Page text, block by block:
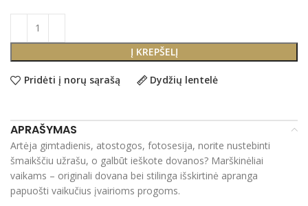
Į KREPŠELĮ
Pridėti į norų sąrašą Dydžių lentelė
APRAŠYMAS
Artėja gimtadienis, atostogos, fotosesija, norite nustebinti
šmaikščiu užrašu, o galbūt ieškote dovanos? Marškinėliai
vaikams – originali dovana bei stilinga išskirtinė apranga
papuošti vaikučius įvairioms progoms.